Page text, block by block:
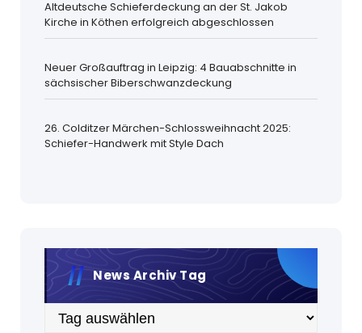
Altdeutsche Schieferdeckung an der St. Jakob
Kirche in Köthen erfolgreich abgeschlossen
Neuer Großauftrag in Leipzig: 4 Bauabschnitte in
sächsischer Biberschwanzdeckung
26. Colditzer Märchen-Schlossweihnacht 2025:
Schiefer-Handwerk mit Style Dach
News Archiv Tag
Archiv